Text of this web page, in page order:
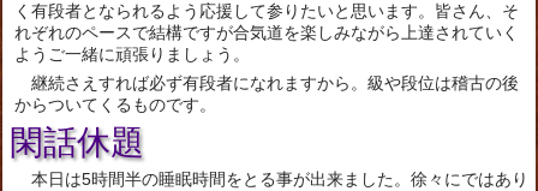
く有段者となられるよう応援して参りたいと思います。皆さん、そ
れぞれのペースで結構ですが合気道を楽しみながら上達されていく
ようご一緒に頑張りましょう。
継続さえすれば必ず有段者になれますから。級や段位は稽古の後
からついてくるものです。
閑話休題
本日は5時間半の睡眠時間をとる事が出来ました。徐々にではあり